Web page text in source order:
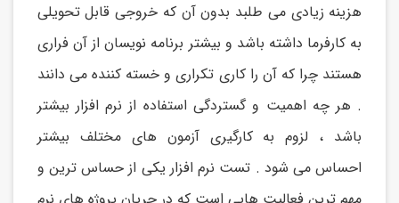
هزینه زیادی می طلبد بدون آن که خروجی قابل تحویلی
به کارفرما داشته باشد و بیشتر برنامه نویسان از آن فراری
هستند چرا که آن را کاری تکراری و خسته کننده می دانند
. هر چه اهمیت و گستردگی استفاده از نرم افزار بیشتر
باشد ، لزوم به کارگیری آزمون های مختلف بیشتر
احساس می شود . تست نرم افزار یکی از حساس ترین و